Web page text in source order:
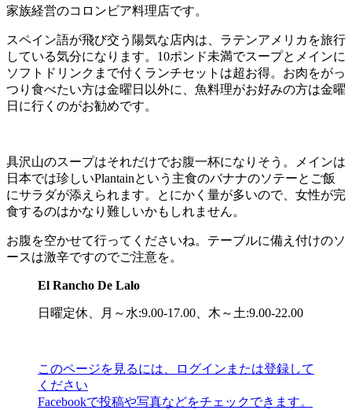
家族経営のコロンビア料理店です。
スペイン語が飛び交う陽気な店内は、ラテンアメリカを旅行
している気分になります。10ポンド未満でスープとメインに
ソフトドリンクまで付くランチセットは超お得。お肉をがっ
つり食べたい方は金曜日以外に、魚料理がお好みの方は金曜
日に行くのがお勧めです。
具沢山のスープはそれだけでお腹一杯になりそう。メインは
日本では珍しいPlantainという主食のバナナのソテーとご飯
にサラダが添えられます。とにかく量が多いので、女性が完
食するのはかなり難しいかもしれません。
お腹を空かせて行ってくださいね。テーブルに備え付けのソ
ースは激辛ですのでご注意を。
El Rancho De Lalo
日曜定休、月～水:9.00-17.00、木～土:9.00-22.00
このページを見るには、ログインまたは登録して
ください
Facebookで投稿や写真などをチェックできます。